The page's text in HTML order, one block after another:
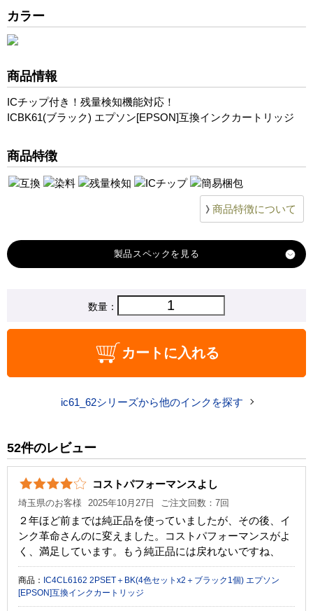
PX-205
PX-503A
PX-504A
PX-603F
PX-605F
PX-673F
PX-675F
PX-1200C9
PX-1600F
PX-1700FC5
カラー
商品情報
ICチップ付き！残量検知機能対応！
ICBK61(ブラック) エプソン[EPSON]互換インクカートリッジ
商品特徴
商品特徴について
製品スペック
エプソン
ICBK61
680 円
カラー ブラック
顔料・染料 染料
ICチップ あり
製品タイプ 互換インク
数量：
カートに入れる
ic61_62シリーズから他のインクを探す
52件のレビュー
コストパフォーマンスよし
埼玉県のお客様 2025年10月27日 ご注文回数：7回
２年ほど前までは純正品を使っていましたが、その後、イ
ンク革命さんのに変えました。コストパフォーマンスがよ
く、満足しています。もう純正品には戻れないですね、
商品： IC4CL6162 2PSET＋BK(4色セットx2＋ブラック1個) エプソン
[EPSON]互換インクカートリッジ